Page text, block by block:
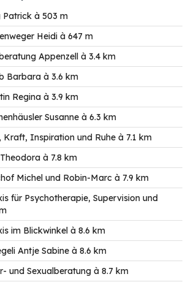
Patrick à 503 m
Heidi à 647 m
Appenzell à 3.4 km
Barbara à 3.6 km
Regina à 3.9 km
Susanne à 6.3 km
Kraft, Inspiration und Ruhe à 7.1 km
à 7.8 km
Michel und Robin-Marc à 7.9 km
für Psychotherapie, Supervision und
im Blickwinkel à 8.6 km
Antje Sabine à 8.6 km
und Sexualberatung à 8.7 km